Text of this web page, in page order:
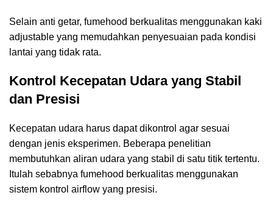
Selain anti getar, fumehood berkualitas menggunakan kaki
adjustable yang memudahkan penyesuaian pada kondisi
lantai yang tidak rata.
Kontrol Kecepatan Udara yang Stabil
dan Presisi
Kecepatan udara harus dapat dikontrol agar sesuai
dengan jenis eksperimen. Beberapa penelitian
membutuhkan aliran udara yang stabil di satu titik tertentu.
Itulah sebabnya fumehood berkualitas menggunakan
sistem kontrol airflow yang presisi.